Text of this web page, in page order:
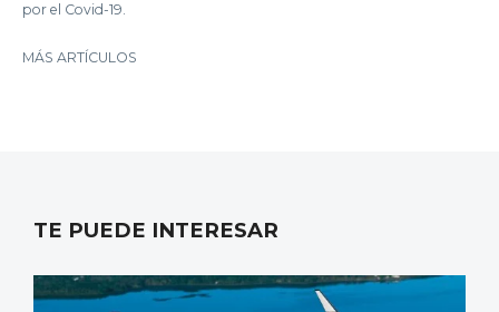
por el Covid-19.
MÁS ARTÍCULOS
TE PUEDE INTERESAR